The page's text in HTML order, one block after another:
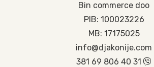
Bin commerce doo
PIB: 100023226
MB: 17175025
info@djakonije.com
381 69 806 40 31